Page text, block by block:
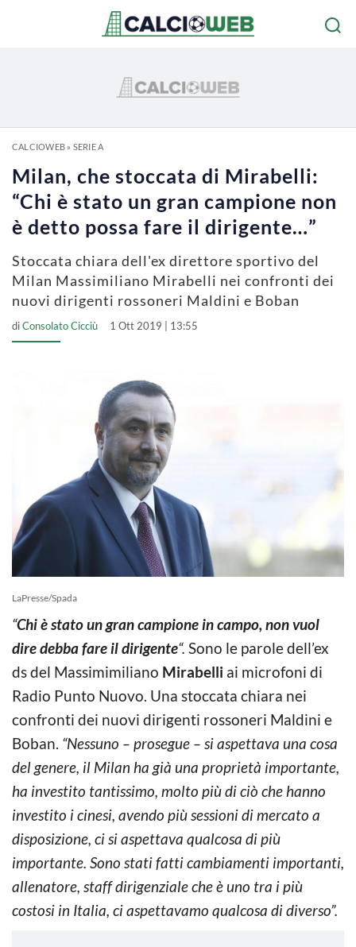
CALCIOWEB» SERIE A
Milan, che stoccata di Mirabelli:
“Chi è stato un gran campione non
è detto possa fare il dirigente…”
Stoccata chiara dell'ex direttore sportivo del
Milan Massimiliano Mirabelli nei confronti dei
nuovi dirigenti rossoneri Maldini e Boban
diConsolato Cicciù 1 Ott 2019 | 13:55
LaPresse/Spada
“Chi è stato un gran campione in campo, non vuol
dire debba fare il dirigente“. Sono le parole dell’ex
ds del Massimimiliano Mirabelli ai microfoni di
Radio Punto Nuovo. Una stoccata chiara nei
confronti dei nuovi dirigenti rossoneri Maldini e
Boban. “Nessuno – prosegue – si aspettava una cosa
del genere, il Milan ha già una proprietà importante,
ha investito tantissimo, molto più di ciò che hanno
investito i cinesi, avendo più sessioni di mercato a
disposizione, ci si aspettava qualcosa di più
importante. Sono stati fatti cambiamenti importanti,
allenatore, staff dirigenziale che è uno tra i più
costosi in Italia, ci aspettavamo qualcosa di diverso”.